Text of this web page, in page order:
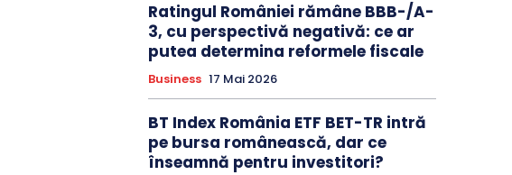
Ratingul României rămâne BBB-/A-
3, cu perspectivă negativă: ce ar
putea determina reformele fiscale
Business 17 Mai 2026
BT Index România ETF BET-TR intră
pe bursa românească, dar ce
înseamnă pentru investitori?